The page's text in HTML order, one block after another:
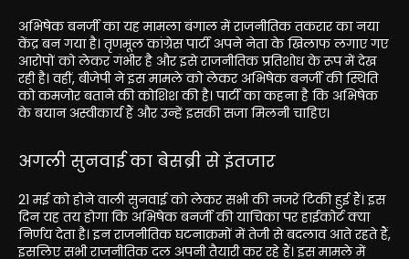
अभिषेक बनर्जी का यह मामला बंगाल में राजनीतिक तकरार का नया
केंद्र बन गया है। तृणमूल कांग्रेस पार्टी अपने नेता के खिलाफ लगाए गए
आरोपों को लेकर गंभीर है और इसे राजनीतिक प्रतिशोध के रूप में देख
रही है। वहीं, बीजेपी ने इस मामले को लेकर अभिषेक बनर्जी की स्थिति
को कमजोर बताने की कोशिश की है। पार्टी का कहना है कि अभिषेक
के बयान अस्वीकार्य हैं और उन्हें इसकी सजा मिलनी चाहिए।
अगली सुनवाई का बेसब्री से इंतजार
21 मई को होने वाली सुनवाई को लेकर सभी की नजरें टिकी हुई हैं। इस
दिन यह तय होगा कि अभिषेक बनर्जी की याचिका पर हाईकोर्ट क्या
निर्णय देता है। इन राजनीतिक घटनाक्रमों में तेजी से बदलाव आते रहते हैं,
इसलिए सभी राजनीतिक दल अपनी तैयारी कर रहे हैं। इस मामले में